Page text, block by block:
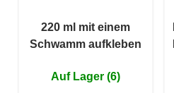
220 ml mit einem
Schwamm aufkleben
Auf Lager (6)